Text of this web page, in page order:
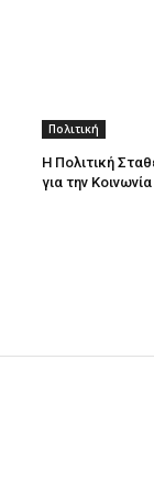
Πολιτική
Η Πολιτική
για την Κοινωνία